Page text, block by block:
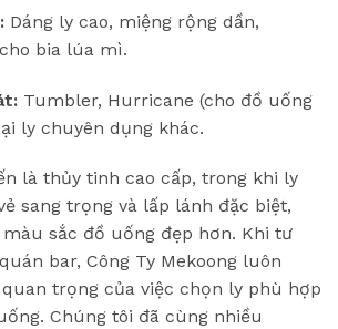
Dáng ly cao, miệng rộng dần,
bia lúa mì.
Tumbler, Hurricane (cho đồ uống
ly chuyên dụng khác.
là thủy tinh cao cấp, trong khi ly
sang trọng và lấp lánh đặc biệt,
sắc đồ uống đẹp hơn. Khi tư
bar, Công Ty Mekoong luôn
trọng của việc chọn ly phù hợp
Chúng tôi đã cùng nhiều